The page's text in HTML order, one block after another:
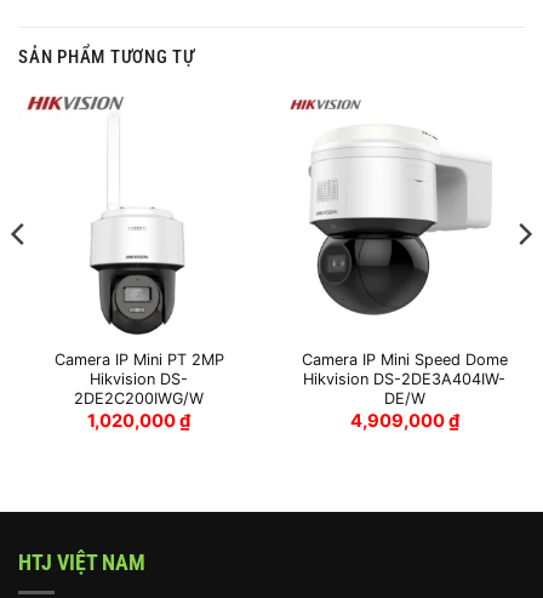
SẢN PHẨM TƯƠNG TỰ
Camera IP Mini PT 2MP
Hikvision DS-
2DE2C200IWG/W
1,020,000₫
Camera IP Mini Speed Dome
Hikvision DS-2DE3A404IW-
DE/W
4,909,000₫
HTJ VIỆT NAM